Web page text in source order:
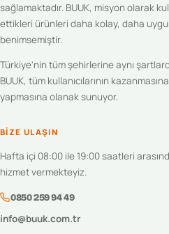
sağlamaktadır. BUUK, misyon olarak
ettikleri ürünleri daha kolay, daha
benimsemiştir.
Türkiye'nin tüm şehirlerine aynı
BUUK, tüm kullanıcılarının
yapmasına olanak sunuyor.
BIZE ULAŞIN
Hafta içi 08:00 ile 19:00 saatleri
hizmet vermekteyiz.
0850 259 94 49
info@buuk.com.tr